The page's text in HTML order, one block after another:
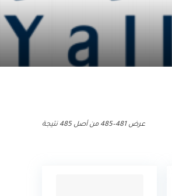
عرض 481–485 من أصل 485 نتيجة